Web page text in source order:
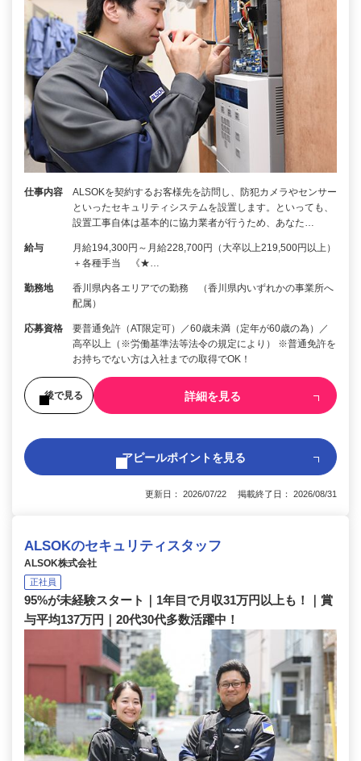
仕事内容
ALSOKを契約するお客様先を訪問し、防犯カメラやセンサー
といったセキュリティシステムを設置します。といっても、
設置工事自体は基本的に協力業者が行うため、あなた…
給与
月給194,300円～月給228,700円（大卒以上219,500円以上）
＋各種手当 《★…
勤務地
香川県内各エリアでの勤務 （香川県内いずれかの事業所へ
配属）
応募資格
要普通免許（AT限定可）／60歳未満（定年が60歳の為）／
高卒以上（※労働基準法等法令の規定により） ※普通免許を
お持ちでない方は入社までの取得でOK！
後で見る 詳細を見る
アピールポイントを見る
更新日： 2026/07/22 掲載終了日： 2026/08/31
ALSOKのセキュリティスタッフ
ALSOK株式会社
正社員
95%が未経験スタート｜1年目で月収31万円以上も！｜賞
与平均137万円｜20代30代多数活躍中！